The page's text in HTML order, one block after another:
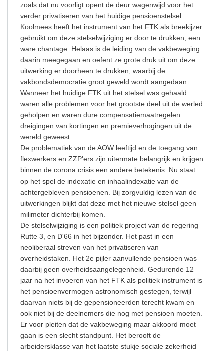
zoals dat nu voorligt opent de deur wagenwijd voor het
verder privatiseren van het huidige pensioenstelsel.
Koolmees heeft het instrument van het FTK als breekijzer
gebruikt om deze stelselwijziging er door te drukken, een
ware chantage. Helaas is de leiding van de vakbeweging
daarin meegegaan en oefent ze grote druk uit om deze
uitwerking er doorheen te drukken, waarbij de
vakbondsdemocratie groot geweld wordt aangedaan.
Wanneer het huidige FTK uit het stelsel was gehaald
waren alle problemen voor het grootste deel uit de werled
geholpen en waren dure compensatiemaatregelen
dreigingen van kortingen en premieverhogingen uit de
wereld geweest.
De problematiek van de AOW leeftijd en de toegang van
flexwerkers en ZZP'ers zijn uitermate belangrijk en krijgen
binnen de corona crisis een andere betekenis. Nu staat
op het spel de indexatie en inhaalindexatie van de
achtergebleven pensioenen. Bij zorgvuldig lezen van de
uitwerkingen blijkt dat deze met het nieuwe stelsel geen
milimeter dichterbij komen.
De stelselwijziging is een politiek project van de regering
Rutte 3, en D'66 in het bijzonder. Het past in een
neoliberaal streven van het privatiseren van
overheidstaken. Het 2e pijler aanvullende pensioen was
daarbij geen overheidsaangelegenheid. Gedurende 12
jaar na het invoeren van het FTK als politiek instrument is
het pensioenvermogen astronomisch gestegen, terwijl
daarvan niets bij de gepensioneerden terecht kwam en
ook niet bij de deelnemers die nog met pensioen moeten.
Er voor pleiten dat de vakbeweging maar akkoord moet
gaan is een slecht standpunt. Het berooft de
arbeidersklasse van het laatste stukje sociale zekerheid